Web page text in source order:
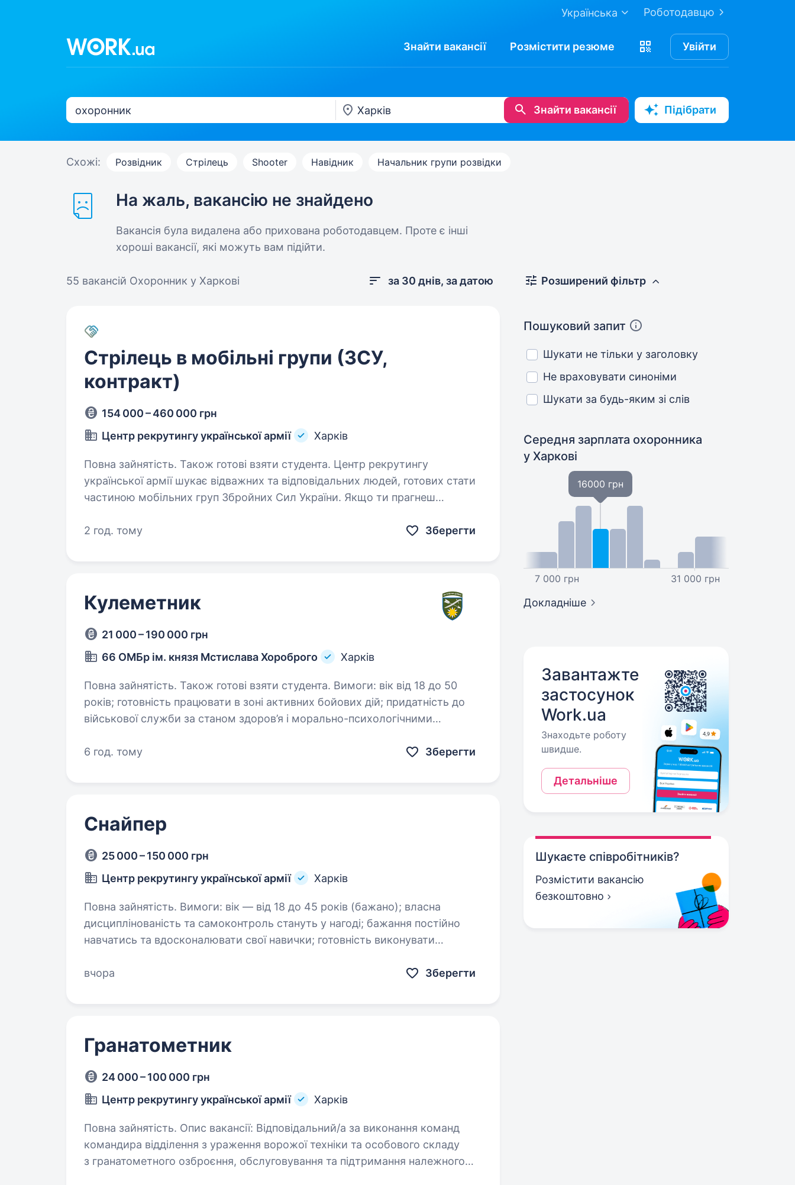
Роботодавцю
Українська
Знайти вакансії Розмістити резюме Увійти
Знайти вакансії Підібрати
Схожі: Розвідник Стрілець Shooter Навідник Начальник групи розвідки
На жаль, вакансію не знайдено
Вакансія була видалена або прихована роботодавцем. Проте є інші
хороші вакансії, які можуть вам підійти.
55 вакансій Охоронник у Харкові за 30 днів, за датою
Стрілець в мобільні групи (ЗСУ,
контракт)
154 000 – 460 000 грн
Центр рекрутингу української армії
Харків
Повна зайнятість. Також готові взяти студента. Центр рекрутингу
української армії шукає відважних та відповідальних людей, готових стати
частиною мобільних груп Збройних Сил України. Якщо ти прагнеш
2 год. тому
Зберегти
Кулеметник
21 000 – 190 000 грн
66 ОМБр ім. князя Мстислава Хороброго
Харків
Повна зайнятість. Також готові взяти студента. Вимоги: вік від 18 до 50
років; готовність працювати в зоні активних бойових дій; придатність до
військової служби за станом здоров’я і морально-психологічними
6 год. тому
Зберегти
Снайпер
25 000 – 150 000 грн
Центр рекрутингу української армії
Харків
Повна зайнятість. Вимоги: вік — від 18 до 45 років (бажано); власна
дисциплінованість та самоконтроль стануть у нагоді; бажання постійно
навчатись та вдосконалювати свої навички; готовність виконувати
вчора
Зберегти
Гранатометник
24 000 – 100 000 грн
Центр рекрутингу української армії
Харків
Повна зайнятість. Опис вакансії: Відповідальний/а за виконання команд
командира відділення з ураження ворожої техніки та особового складу
з гранатометного озброєння, обслуговування та підтримання належного
Розширений фільтр
Пошуковий запит
Шукати не тільки у заголовку
Не враховувати синоніми
Шукати за будь-яким зі слів
Середня зарплата охоронника
у Харкові
7 000 грн
16000 грн
31 000 грн
Докладніше
Завантажте
застосунок
Work.ua
Знаходьте роботу
швидше.
Детальніше
Шукаєте співробітників?
Розмістити вакансію
безкоштовно